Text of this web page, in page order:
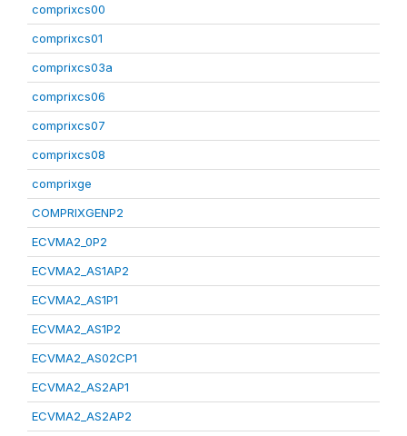
comprixcs00
comprixcs01
comprixcs03a
comprixcs06
comprixcs07
comprixcs08
comprixge
COMPRIXGENP2
ECVMA2_0P2
ECVMA2_AS1AP2
ECVMA2_AS1P1
ECVMA2_AS1P2
ECVMA2_AS02CP1
ECVMA2_AS2AP1
ECVMA2_AS2AP2